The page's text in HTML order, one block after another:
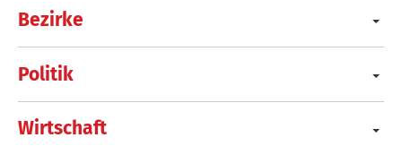
Bezirke
Politik
Wirtschaft